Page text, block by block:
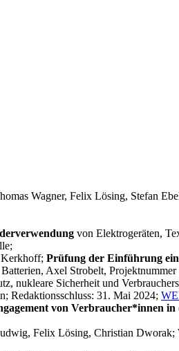
Wagner, Felix Lösing, Stefan
von Elektrogeräten,
Kerkhoff; Prüfung der Einführung
Axel Strobelt,
nukleare Sicherheit und
Redaktionsschluss: 31. Mai 2024;
von Verbraucher*innen
Felix Lösing, Christian Dworak;